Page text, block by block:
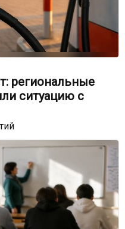
региональные
ситуацию с